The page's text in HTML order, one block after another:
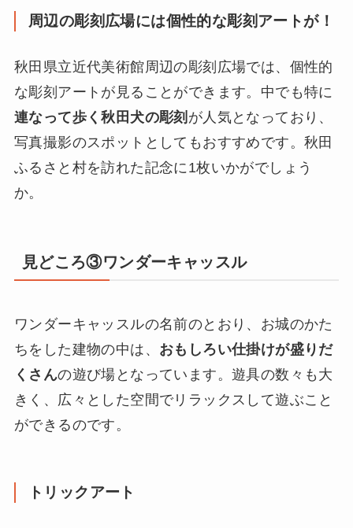
周辺の彫刻広場には個性的な彫刻アートが！
秋田県立近代美術館周辺の彫刻広場では、個性的
な彫刻アートが見ることができます。中でも特に
連なって歩く秋田犬の彫刻 が人気となっており、
写真撮影のスポットとしてもおすすめです。秋田
ふるさと村を訪れた記念に1枚いかがでしょう
か。
見どころ③ワンダーキャッスル
ワンダーキャッスルの名前のとおり、お城のかた
ちをした建物の中は、 おもしろい仕掛けが盛りだ
くさんの遊び場となっています。遊具の数々も大
きく、広々とした空間でリラックスして遊ぶこと
ができるのです。
トリックアート